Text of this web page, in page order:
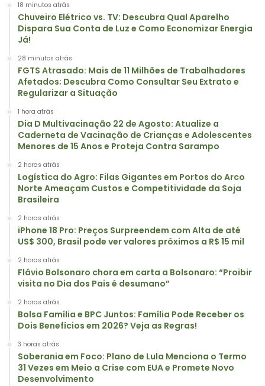
18 minutos atrás
Chuveiro Elétrico vs. TV: Descubra Qual Aparelho
Dispara Sua Conta de Luz e Como Economizar Energia
Já!
28 minutos atrás
FGTS Atrasado: Mais de 11 Milhões de Trabalhadores
Afetados; Descubra Como Consultar Seu Extrato e
Regularizar a Situação
1 hora atrás
Dia D Multivacinação 22 de Agosto: Atualize a
Caderneta de Vacinação de Crianças e Adolescentes
Menores de 15 Anos e Proteja Contra Sarampo
2 horas atrás
Logística do Agro: Filas Gigantes em Portos do Arco
Norte Ameaçam Custos e Competitividade da Soja
Brasileira
2 horas atrás
iPhone 18 Pro: Preços Surpreendem com Alta de até
US$ 300, Brasil pode ver valores próximos a R$ 15 mil
2 horas atrás
Flávio Bolsonaro chora em carta a Bolsonaro: “Proibir
visita no Dia dos Pais é desumano”
2 horas atrás
Bolsa Família e BPC Juntos: Família Pode Receber os
Dois Benefícios em 2026? Veja as Regras!
3 horas atrás
Soberania em Foco: Plano de Lula Menciona o Termo
31 Vezes em Meio a Crise com EUA e Promete Novo
Desenvolvimento